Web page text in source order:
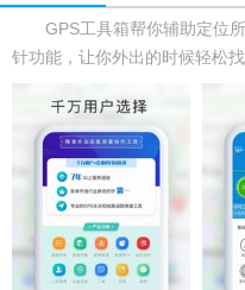
GPS工具箱帮你辅助定位所
针功能，让你外出的时候轻松